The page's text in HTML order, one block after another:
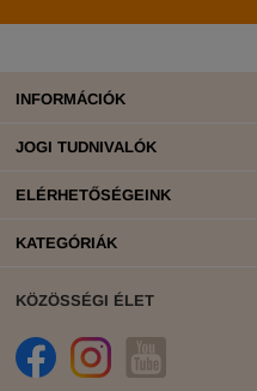
INFORMÁCIÓK
JOGI TUDNIVALÓK
ELÉRHETŐSÉGEINK
KATEGÓRIÁK
KÖZÖSSÉGI ÉLET